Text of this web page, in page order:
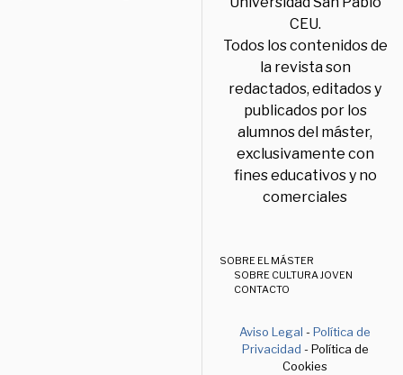
CEU.
Todos los contenidos de
la revista son
redactados, editados y
publicados por los
alumnos del máster,
exclusivamente con
fines educativos y no
comerciales
SOBRE EL MÁSTER
SOBRE CULTURA JOVEN
CONTACTO
Aviso Legal -Política de
Privacidad - Política de
Cookies